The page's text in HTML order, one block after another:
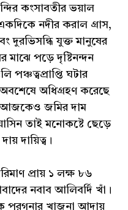
কংসাবতীর ভয়াল
নদীর করাল গ্রাস,
দুরভিসন্ধি যুক্ত মানুষের
পড়ে দৃষ্টিনন্দন
পঞ্চত্বপ্রাপ্তি ঘটার
অধিগ্রহণ করেছে
আজকেও জমির দাম
তাই মনোকষ্টে ছেড়ে
দায়িত্ব।
প্রায় ১ লক্ষ ৮৬
নবাব আলিবর্দি খাঁ।
পরগনার খাজনা আদায়